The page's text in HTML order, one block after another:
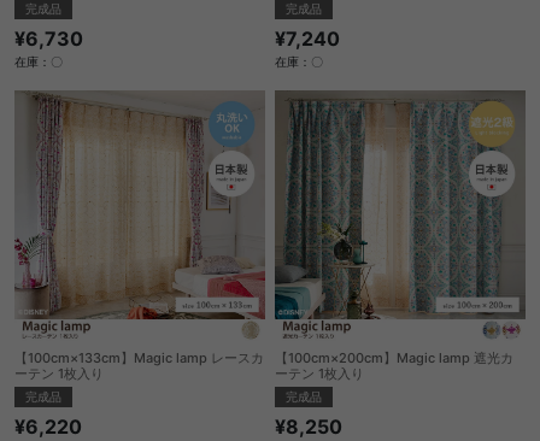
完成品
¥6,730
在庫：〇
完成品
¥7,240
在庫：〇
【100cm×133cm】Magic lamp レースカ
ーテン 1枚入り
完成品
¥6,220
【100cm×200cm】Magic lamp 遮光カ
ーテン 1枚入り
完成品
¥8,250